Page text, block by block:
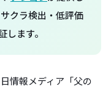
クラ検出・低評価
ます。
情報メディア「父の